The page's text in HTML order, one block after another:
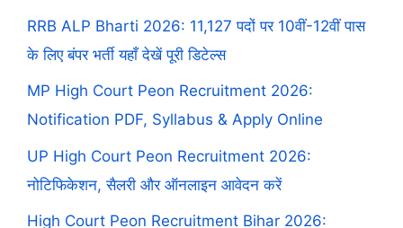
RRB ALP Bharti 2026: 11,127 पदों पर 10वीं-12वीं पास
के लिए बंपर भर्ती यहाँ देखें पूरी डिटेल्स
MP High Court Peon Recruitment 2026:
Notification PDF, Syllabus & Apply Online
UP High Court Peon Recruitment 2026:
नोटिफिकेशन, सैलरी और ऑनलाइन आवेदन करें
High Court Peon Recruitment Bihar 2026: